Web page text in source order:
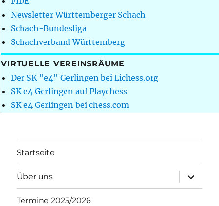
Newsletter Württemberger Schach
Schach-Bundesliga
Schachverband Württemberg
VIRTUELLE VEREINSRÄUME
Der SK "e4" Gerlingen bei Lichess.org
SK e4 Gerlingen auf Playchess
SK e4 Gerlingen bei chess.com
Startseite
Über uns
öffnen
Termine 2025/2026